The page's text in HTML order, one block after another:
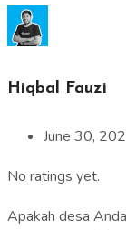
Hiqbal Fauzi
June 30,
No ratings yet.
Apakah desa